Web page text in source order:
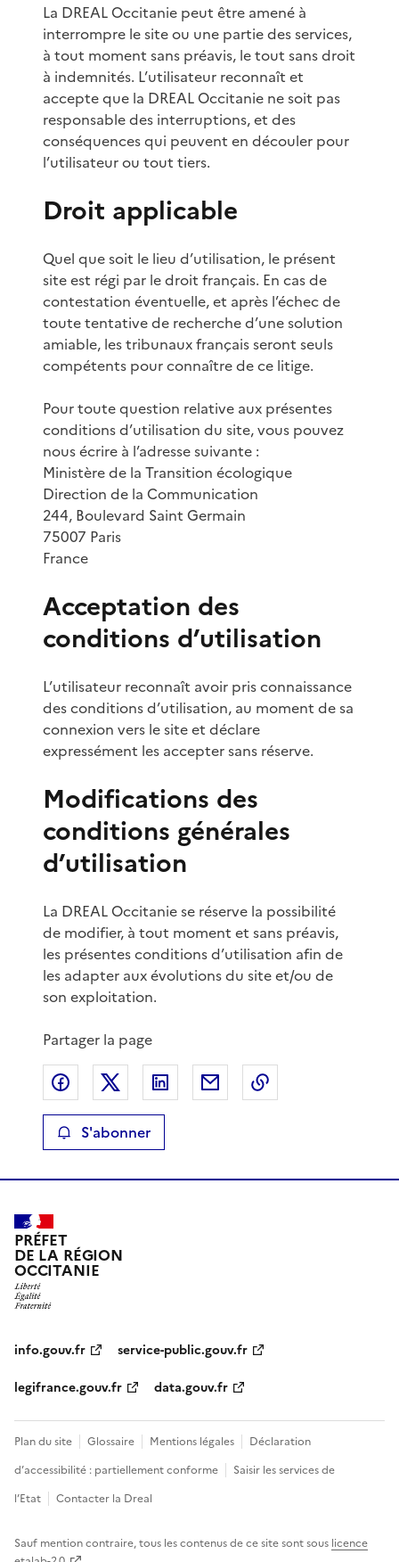
La DREAL Occitanie peut être amené à
interrompre le site ou une partie des services,
à tout moment sans préavis, le tout sans droit
à indemnités. L’utilisateur reconnaît et
accepte que la DREAL Occitanie ne soit pas
responsable des interruptions, et des
conséquences qui peuvent en découler pour
l’utilisateur ou tout tiers.
Droit applicable
Quel que soit le lieu d’utilisation, le présent
site est régi par le droit français. En cas de
contestation éventuelle, et après l’échec de
toute tentative de recherche d’une solution
amiable, les tribunaux français seront seuls
compétents pour connaître de ce litige.
Pour toute question relative aux présentes
conditions d’utilisation du site, vous pouvez
nous écrire à l’adresse suivante :
Ministère de la Transition écologique
Direction de la Communication
244, Boulevard Saint Germain
75007 Paris
France
Acceptation des
conditions d’utilisation
L’utilisateur reconnaît avoir pris connaissance
des conditions d’utilisation, au moment de sa
connexion vers le site et déclare
expressément les accepter sans réserve.
Modifications des
conditions générales
d’utilisation
La DREAL Occitanie se réserve la possibilité
de modifier, à tout moment et sans préavis,
les présentes conditions d’utilisation afin de
les adapter aux évolutions du site et/ou de
son exploitation.
Partager la page
Partager sur Facebook
Partager sur XPartager sur LinkedIn
Partager par email
S'abonner
PRÉFET
DE LA RÉGION
OCCITANIE
info.gouv.fr
service-public.gouv.fr
legifrance.gouv.fr
data.gouv.fr
Plan du site Glossaire Mentions légales
Déclaration
d’accessibilité : partiellement conforme
Saisir les services de
l’Etat
Contacter la Dreal
Sauf mention contraire, tous les contenus de ce site sont sous licence